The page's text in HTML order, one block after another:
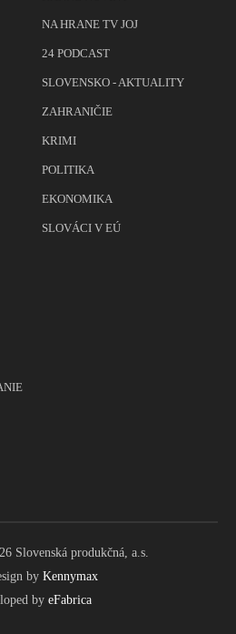
NA HRANE TV JOJ
24 PODCAST
SLOVENSKO - AKTUALITY
ZAHRANIČIE
KRIMI
POLITIKA
EKONOMIKA
SLOVÁCI V EÚ
Slovenská produkčná, a.s.
by Kennymax
by eFabrica